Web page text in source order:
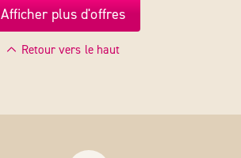
Afficher plus d'offres
Retour vers le haut